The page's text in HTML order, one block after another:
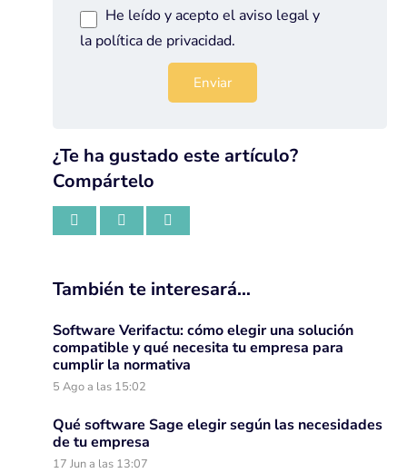
He leído y acepto el aviso legaly
la política de privacidad.
¿Te ha gustado este artículo?
Compártelo
También te interesará…
Software Verifactu: cómo elegir una solución
compatible y qué necesita tu empresa para
cumplir la normativa
5 Ago a las 15:02
Qué software Sage elegir según las necesidades
de tu empresa
17 Jun a las 13:07